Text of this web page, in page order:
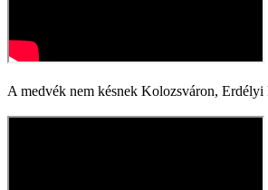
A medvék nem késnek Kolozsváron,